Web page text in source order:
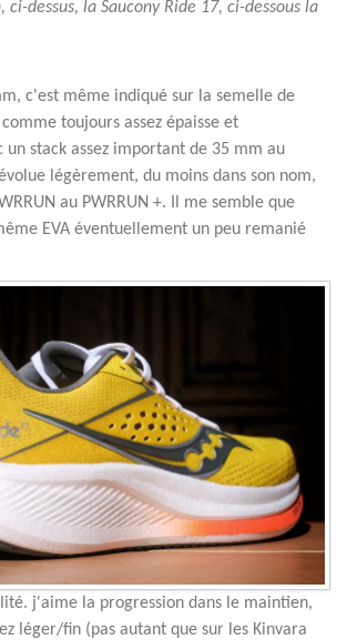
ci-dessus, la Saucony Ride 17, ci-dessous la
c'est même indiqué sur la semelle de
toujours assez épaisse et
un stack assez important de 35 mm au
légèrement, du moins dans son nom,
au PWRRUN +. Il me semble que
EVA éventuellement un peu remanié
j'aime la progression dans le maintien,
léger/fin (pas autant que sur les Kinvara